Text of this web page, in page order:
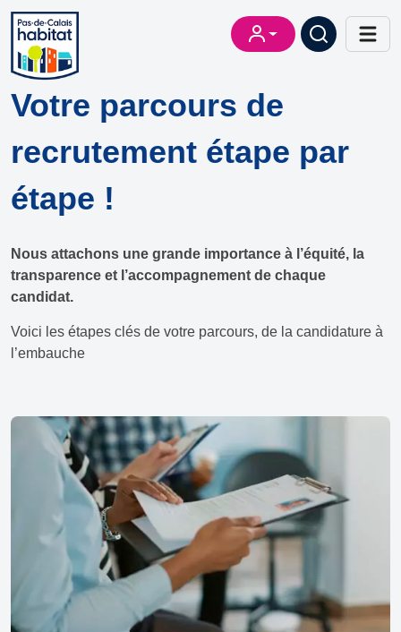
Votre parcours de
recrutement étape par
étape !
Nous attachons une grande importance à l’équité, la
transparence et l’accompagnement de chaque
candidat.
Voici les étapes clés de votre parcours, de la candidature à
l’embauche